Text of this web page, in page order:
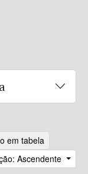
em tabela
Ascendente